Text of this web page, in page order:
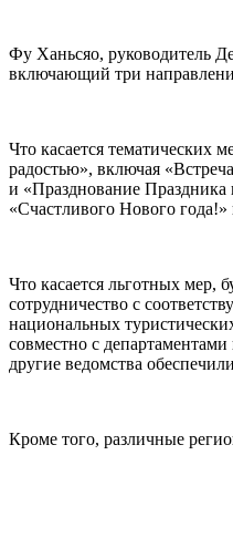
Фу Ханьсяо, руководитель
включающий три
Что касается тематических
радостью», включая
и «Празднование
«Счастливого Нового
Что касается льготных мер,
сотрудничество с
национальных
совместно с
другие ведомства
Кроме того, различные